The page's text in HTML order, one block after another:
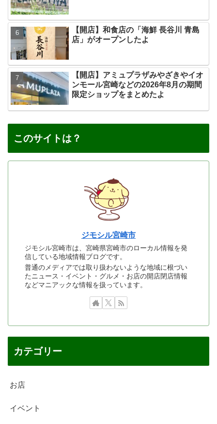
【開店】和食店の「海鮮 長谷川 青島
店」がオープンしたよ
【開店】アミュプラザみやざきやイオ
ンモール宮崎などの2026年8月の期間
限定ショップをまとめたよ
このサイトは？
ジモシル宮崎市
ジモシル宮崎市は、宮崎県宮崎市のローカル情報を発
信している地域情報ブログです。
普通のメディアでは取り扱わないような地域に根づい
たニュース・イベント・グルメ・お店の開店閉店情報
などマニアックな情報を扱っています。
カテゴリー
お店
イベント